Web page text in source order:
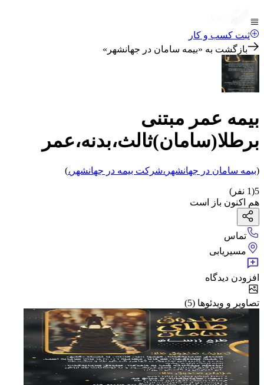
ثبت کسب و کار
بازگشت به «بیمه سامان در جهانشهر »
بیمه عمر مبتنی
برطلا(سامان)ثالث،بدنه،عمر
(بیمه سامان در جهانشهر ،شرکت بیمه در جهانشهر ،)
5
(
1 نفر)
هم اکنون باز است
تماس
مسیریابی
افزودن دیدگاه
تصاویر و ویدئوها (5)